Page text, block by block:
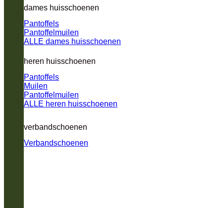
dames huisschoenen
Pantoffels
Pantoffelmuilen
ALLE dames huisschoenen
heren huisschoenen
Pantoffels
Muilen
Pantoffelmuilen
ALLE heren huisschoenen
verbandschoenen
Verbandschoenen